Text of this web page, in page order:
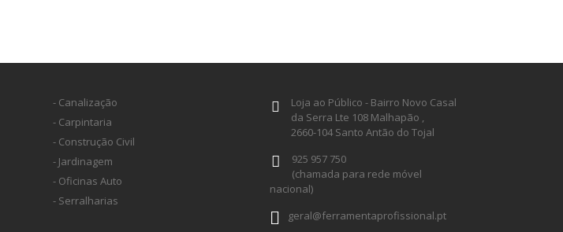
- Canalização
- Carpintaria
- Construção Civil
- Jardinagem
- Oficinas Auto
- Serralharias
Loja ao Público - Bairro Novo Casal
da Serra Lte 108 Malhapão ,
2660-104 Santo Antão do Tojal
925 957 750
(chamada para rede móvel
nacional)
geral@ferramentaprofissional.pt